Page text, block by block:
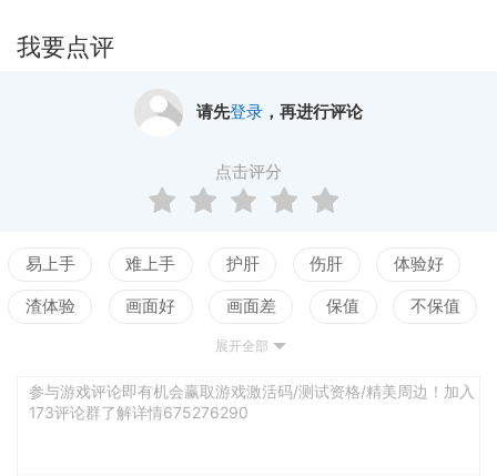
我要点评
请先登录，再进行评论
点击评分
易上手 难上手 护肝 伤肝 体验好
渣体验 画面好 画面差 保值 不保值
测试
展开全部
参与游戏评论即有机会赢取游戏激活码/测试资格/精美周边！加入
173评论群了解详情675276290